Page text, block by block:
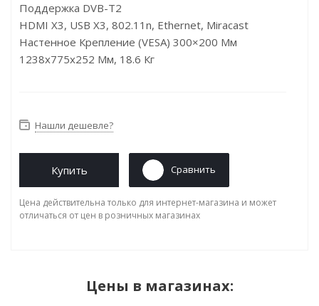
Поддержка DVB-T2
HDMI X3, USB X3, 802.11n, Ethernet, Miracast
Настенное Крепление (VESA) 300×200 Мм
1238x775x252 Мм, 18.6 Кг
Нашли дешевле?
Купить Сравнить
Цена действительна только для интернет-магазина и может
отличаться от цен в розничных магазинах
Цены в магазинах: